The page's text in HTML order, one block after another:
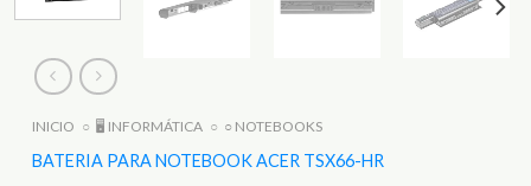
INICIO ○ 🖥️ INFORMÁTICA ○ ○ NOTEBOOKS
BATERIA PARA NOTEBOOK ACER TSX66-HR